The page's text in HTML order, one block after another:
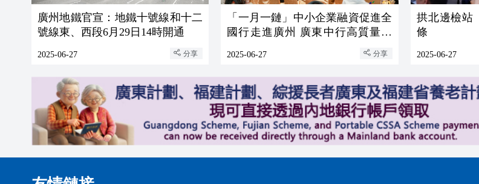
廣州地鐵官宣：地鐵十號線和十二
號線東、西段6月29日14時開通
2025-06-27 分享
「一月一鏈」中小企業融資促進全
國行走進廣州 廣東中行高質量服
2025-06-27 分享
拱北邊檢站
條
2025-06-27